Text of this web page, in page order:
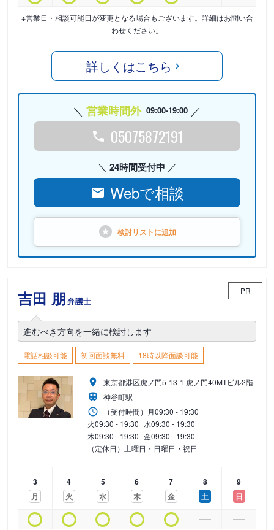
※営業日・相談可能日が変更となる場合もございます。詳細はお問い合
わせください。
詳しくはこちら
営業時間外 09:00-19:00
05075872191
24時間受付中
Webで相談
検討リストに追加
吉田 朋弁護士
PR
進むべき方向を一緒に検討します
電話相談可能 初回面談無料 18時以降面談可能
東京都港区虎ノ門5-13-1 虎ノ門40MTビル2階
神谷町駅
（受付時間） 月09:30 - 19:30
火09:30 - 19:30 水09:30 - 19:30
木09:30 - 19:30 金09:30 - 19:30
（定休日）土曜日・日曜日・祝日
3
月
4
火
5
水
6
木
7
金
8
土
9
日